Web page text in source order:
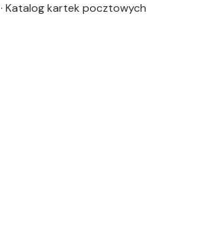
· Katalog kartek pocztowych